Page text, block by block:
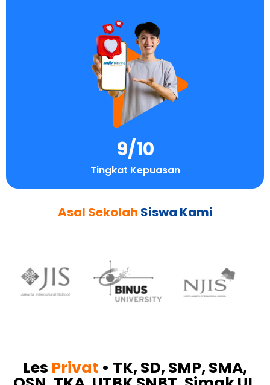
Tingkat Kepuasan
9/10
Asal Sekolah Siswa Kami
Les Privat • TK, SD, SMP, SMA,